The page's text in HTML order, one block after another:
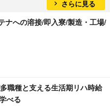
さらに見る
ナへの溶接/即入寮/製造・工場/
職種と支える生活期リハ時給
べる